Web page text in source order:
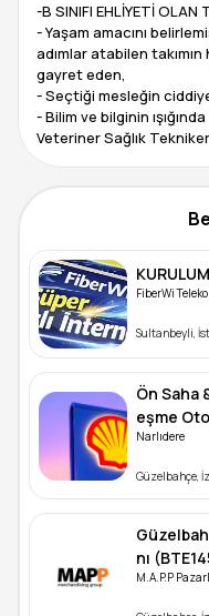
-B SINIFI EHLİYETİ OLAN
- Yaşam amacını
adımlar atabilen
gayret eden,
- Seçtiği mesleğin
- Bilim ve bilginin
Veteriner Sağlık
FiberWi
Sultanbeyli,
Ön Saha
eşme
Narlıdere
Güzelbahçe,
nı
M.A.P.P